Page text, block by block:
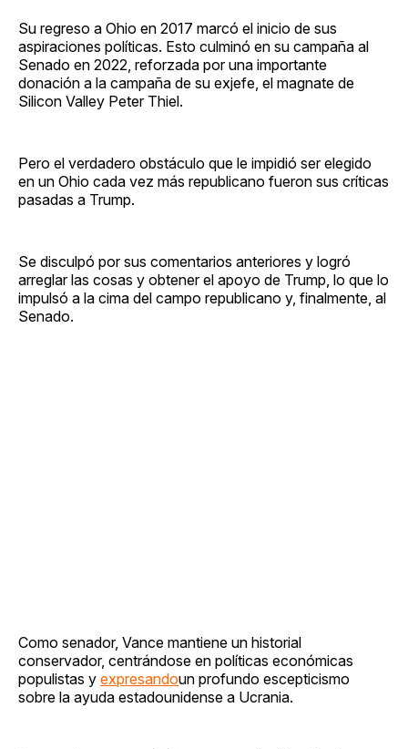
Su regreso a Ohio en 2017 marcó el inicio de sus
aspiraciones políticas. Esto culminó en su campaña al
Senado en 2022, reforzada por una importante
donación a la campaña de su exjefe, el magnate de
Silicon Valley Peter Thiel.
Pero el verdadero obstáculo que le impidió ser elegido
en un Ohio cada vez más republicano fueron sus críticas
pasadas a Trump.
Se disculpó por sus comentarios anteriores y logró
arreglar las cosas y obtener el apoyo de Trump, lo que lo
impulsó a la cima del campo republicano y, finalmente, al
Senado.
Como senador, Vance mantiene un historial
conservador, centrándose en políticas económicas
populistas y expresandoun profundo escepticismo
sobre la ayuda estadounidense a Ucrania.